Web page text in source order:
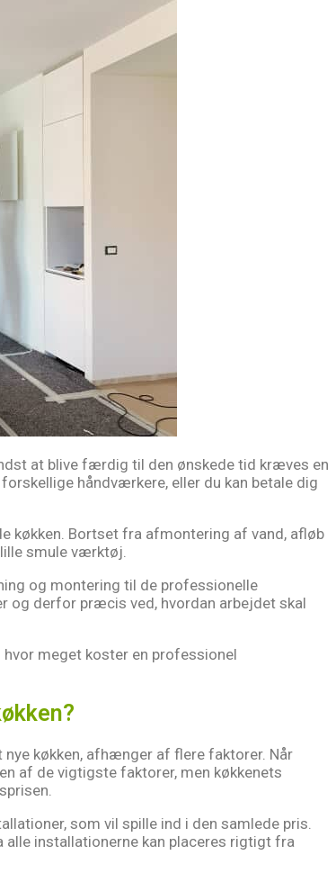
at blive færdig til den ønskede tid kræves en
håndværkere, eller du kan betale dig
køkken. Bortset fra afmontering af vand, afløb
smule værktøj.
og montering til de professionelle
og derfor præcis ved, hvordan arbejdet skal
hvor meget koster en professionel
køkken, afhænger af flere faktorer. Når
af de vigtigste faktorer, men køkkenets
som vil spille ind i den samlede pris.
alle installationerne kan placeres rigtigt fra